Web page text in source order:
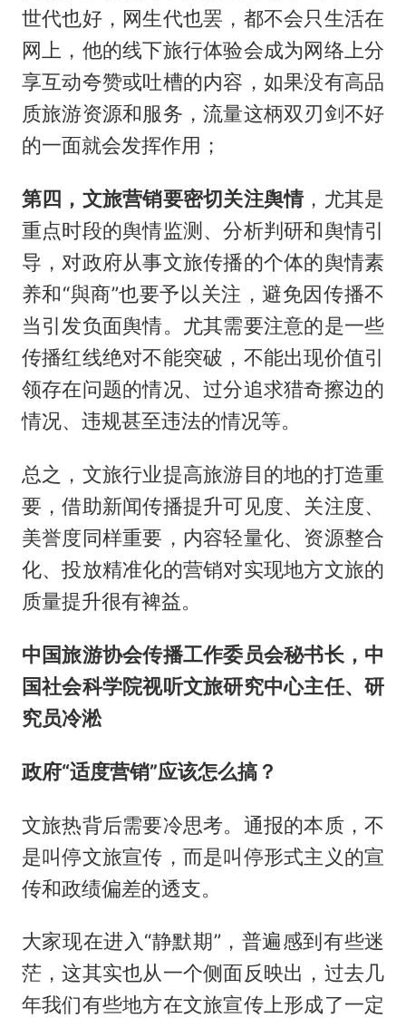
世代也好，网生代也罢，都不会只生活在
网上，他的线下旅行体验会成为网络上分
享互动夸赞或吐槽的内容，如果没有高品
质旅游资源和服务，流量这柄双刃剑不好
的一面就会发挥作用；
第四，文旅营销要密切关注舆情，尤其是
重点时段的舆情监测、分析判研和舆情引
导，对政府从事文旅传播的个体的舆情素
养和“與商”也要予以关注，避免因传播不
当引发负面舆情。尤其需要注意的是一些
传播红线绝对不能突破，不能出现价值引
领存在问题的情况、过分追求猎奇擦边的
情况、违规甚至违法的情况等。
总之，文旅行业提高旅游目的地的打造重
要，借助新闻传播提升可见度、关注度、
美誉度同样重要，内容轻量化、资源整合
化、投放精准化的营销对实现地方文旅的
质量提升很有裨益。
中国旅游协会传播工作委员会秘书长，中
国社会科学院视听文旅研究中心主任、研
究员冷淞
政府“适度营销”应该怎么搞？
文旅热背后需要冷思考。通报的本质，不
是叫停文旅宣传，而是叫停形式主义的宣
传和政绩偏差的透支。
大家现在进入“静默期”，普遍感到有些迷
茫，这其实也从一个侧面反映出，过去几
年我们有些地方在文旅宣传上形成了一定